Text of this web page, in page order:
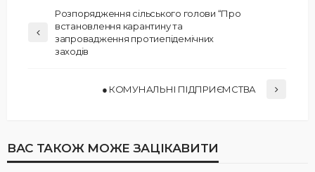
Розпорядження сільського голови “Про
встановлення карантину та
запровадження протиепідемічних
заходів
● КОМУНАЛЬНІ ПІДПРИЄМСТВА
ВАС ТАКОЖ МОЖЕ ЗАЦІКАВИТИ